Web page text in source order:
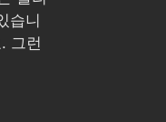
습니
그런